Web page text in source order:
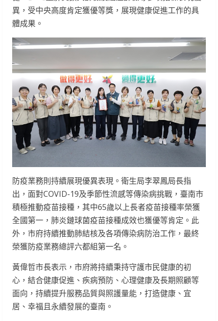
異，受中央高度肯定獲優等獎，展現健康促進工作的具
體成果。
防疫業務則持續展現優異表現。衛生局李翠鳳局長指
出，面對COVID-19及季節性流感等傳染病挑戰，臺南市
積極推動疫苗接種，其中65歲以上長者疫苗接種率榮獲
全國第一，肺炎鏈球菌疫苗接種成效也獲優等肯定。此
外，市府持續推動肺結核及各項傳染病防治工作，最終
榮獲防疫業務總評六都組第一名。
黃偉哲市長表示，市府將持續秉持守護市民健康的初
心，結合健康促進、疾病預防、心理健康及長期照顧等
面向，持續提升服務品質與照護量能，打造健康、宜
居、幸福且永續發展的臺南。